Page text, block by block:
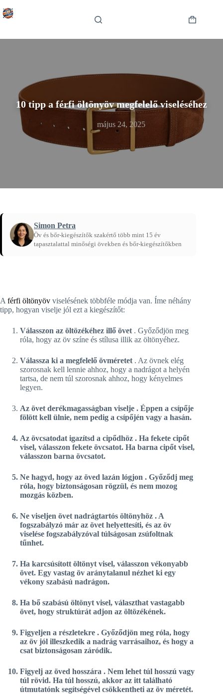
to
Shopping
10 tipp a férfi öltönyöv megfelelő viseléséhez
május 24, 2025
Simon Petra
Öv és bőr-kiegészítők szakértő több mint 15 év
tapasztalattal minőségi övekben és bőr-kiegészítőkben
A férfi öltönyöv viselésének többféle módja van. Íme néhány
tipp, hogyan viselje jól ezt a kiegészítőt:
Válasszon az öltözékéhez illő övet . Győződjön meg
róla, hogy az öv színe és stílusa illik az öltönyéhez.
Válassza ki a megfelelő övméretet . Az övnek elég
szorosnak kell lennie ahhoz, hogy a nadrágot a helyén
tartsa, de nem túl szorosnak ahhoz, hogy kényelmes
legyen.
Az övet derékmagasságban viselje . Éppen a csípője
fölött kell ülnie, nem pedig a csípőjén vagy a hasán.
Az övcsatodat igazítsd a cipődhöz . Ha fekete cipőt
visel, válasszon fekete övcsatot. Ha barna cipőt visel,
válasszon barna övcsatot.
Ne hagyd, hogy az öved lazán lógjon . Győződj meg
róla, hogy biztonságosan rögzül, és nem mozog
mozgás közben.
Ne viseljen övet nadrágtartós öltönyhöz . A
fogszabályzó már az övet helyettesíti, és az öv
viselése fogszabályzóval túlságosan zsúfoltnak
tűnhet.
Ha karcsúsított öltönyt visel, válasszon vékonyabb
övet. Egy vastag öv aránytalanul nézhet ki egy
vékony szabású nadrágon.
Ha bő szabású öltönyt visel, választhat vastagabb
övet, hogy struktúrát adjon az öltözékének.
Figyeljen a részletekre . Győződjön meg róla, hogy
az öv jól illeszkedik a nadrág varrásaihoz, és hogy a
csat biztonságosan záródik.
Figyelj az öved hosszára . Nem lehet túl hosszú vagy
túl rövid. Ha túl hosszú, akkor az itt található
útmutatónk segítségével csökkentheti az öv méretét.